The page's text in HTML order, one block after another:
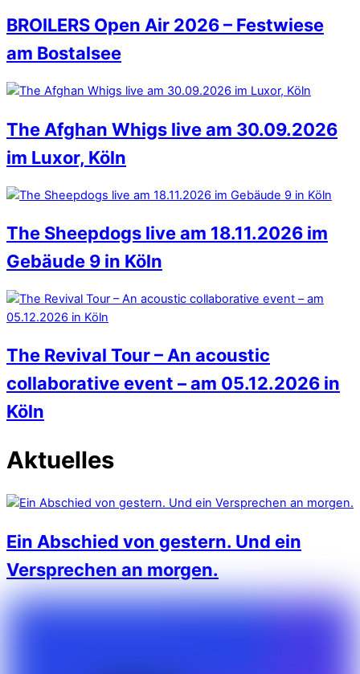
BROILERS Open Air 2026 – Festwiese
am Bostalsee
The Afghan Whigs live am 30.09.2026
im Luxor, Köln
The Sheepdogs live am 18.11.2026 im
Gebäude 9 in Köln
The Revival Tour – An acoustic
collaborative event – am 05.12.2026 in
Köln
Aktuelles
Ein Abschied von gestern. Und ein
Versprechen an morgen.